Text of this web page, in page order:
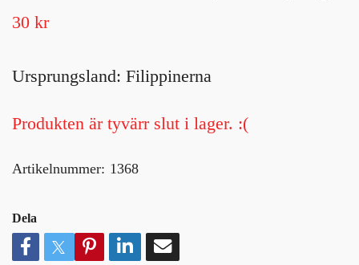
30 kr
Ursprungsland: Filippinerna
Produkten är tyvärr slut i lager. :(
Artikelnummer: 1368
Dela